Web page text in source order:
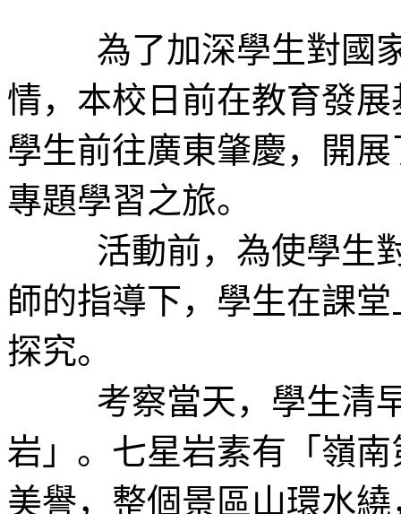
為了加深學生對國家
情，本校日前在教育發
學生前往廣東肇慶，開
專題學習之旅。
活動前，為使學生對
師的指導下，學生在課
探究。
考察當天，學生清早
岩」。七星岩素有「嶺
美譽，整個景區山環水